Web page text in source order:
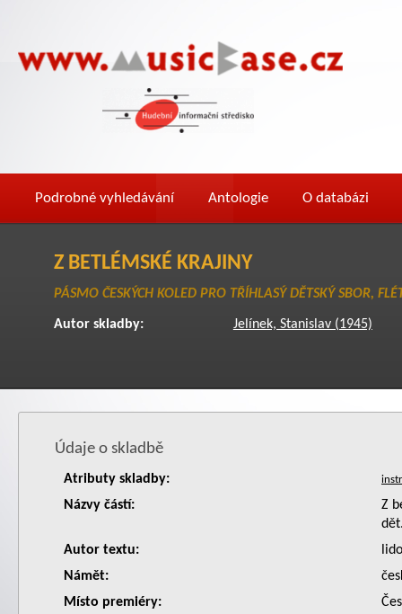
Podrobné vyhledávání Antologie O databázi
Z BETLÉMSKÉ KRAJINY
PÁSMO ČESKÝCH KOLED PRO TŘÍHLASÝ DĚTSKÝ SBOR,
Autor skladby: Jelínek, Stanislav (1945)
Údaje o skladbě
Atributy skladby:
Názvy částí:
Z
Autor textu:
Námět:
Místo premiéry: